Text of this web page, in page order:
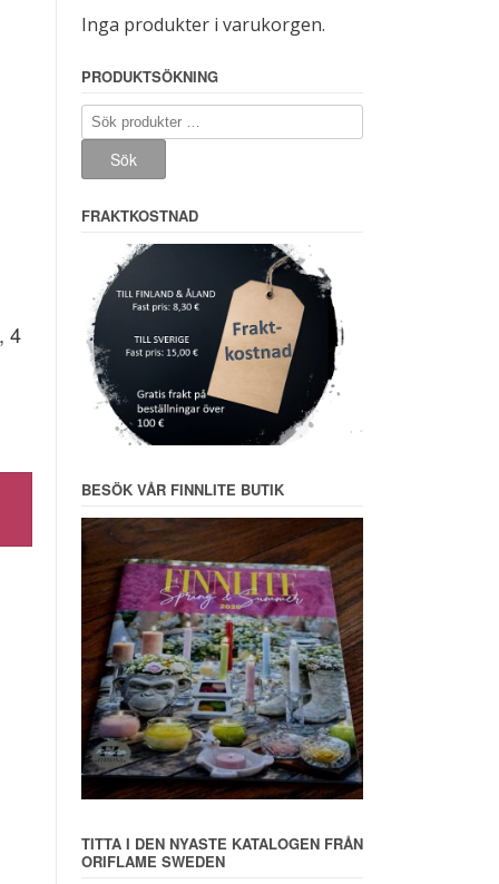
4
Inga produkter i varukorgen.
PRODUKTSÖKNING
Sök
efter:
Sök
FRAKTKOSTNAD
BESÖK VÅR FINNLITE BUTIK
TITTA I DEN NYASTE KATALOGEN FRÅN
ORIFLAME SWEDEN